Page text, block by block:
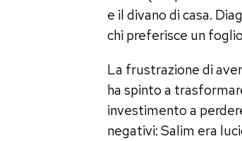
e il divano di casa.
chi preferisce un
La frustrazione di
ha spinto a
investimento a
negativi: Salim era